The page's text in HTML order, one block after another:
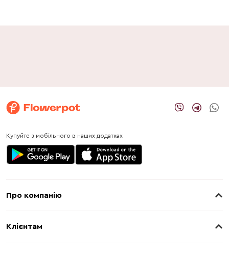
Купуйте з мобільного в наших додатках
Про компанію
Клієнтам